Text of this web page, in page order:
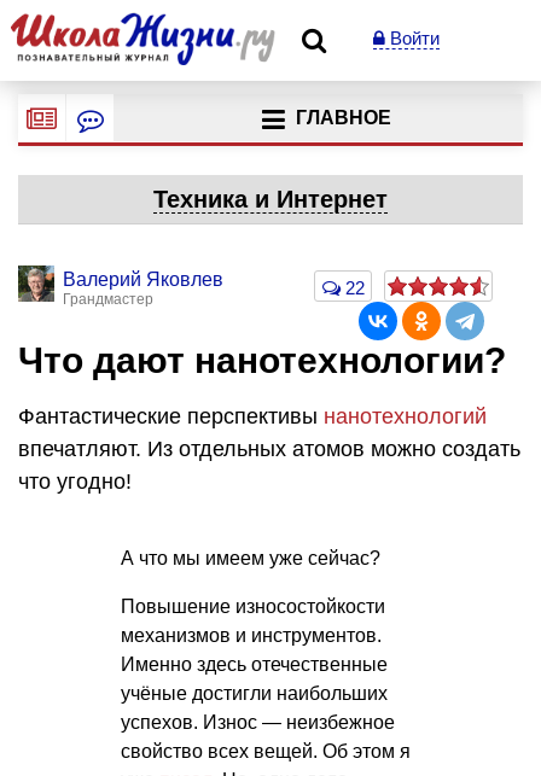
Войти
ГЛАВНОЕ
Техника и Интернет
Валерий Яковлев
Грандмастер
22
Что дают нанотехнологии?
Фантастические перспективы нанотехнологий
впечатляют. Из отдельных атомов можно создать
что угодно!
А что мы имеем уже сейчас?
Повышение износостойкости
механизмов и инструментов.
Именно здесь отечественные
учёные достигли наибольших
успехов. Износ — неизбежное
свойство всех вещей. Об этом я